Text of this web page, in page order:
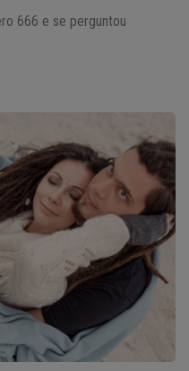
666 e se perguntou